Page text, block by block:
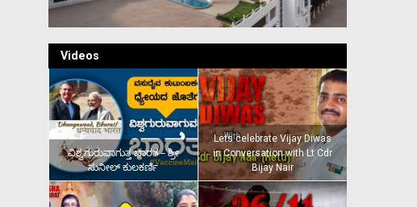
Videos
ವಿಶ್ವಗುರುವಾಗುತ್ತ ಭಾರತ – ಶ್ರೀ
ಸುನೀಲ್‌ ಕುಲಕರ್ಣಿ
Lets celebrate Vijay Diwas
in Conversation with Lt Cdr
Bijay Nair